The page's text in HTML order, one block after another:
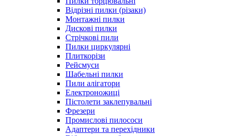
Відрізні пилки (різаки)
Монтажні пилки
Дискові пилки
Стрічкові пили
Пилки циркулярні
Плиткорізи
Рейсмуси
Шабельні пилки
Пили алігатори
Електроножиці
Пістолети заклепувальні
Фрезери
Промислові пилососи
Адаптери та перехідники